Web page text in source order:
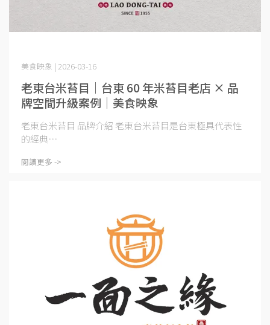
老東台米苔目｜台東 60 年米苔目老店 × 品
牌空間升級案例｜美食映象
美食映象 | 2026-03-16
老東台米苔目 品牌介紹 老東台米苔目是台東極具代表性
的經典⋯
閱讀更多 ->